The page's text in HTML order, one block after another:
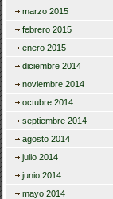
marzo 2015
febrero 2015
enero 2015
diciembre 2014
noviembre 2014
octubre 2014
septiembre 2014
agosto 2014
julio 2014
junio 2014
mayo 2014